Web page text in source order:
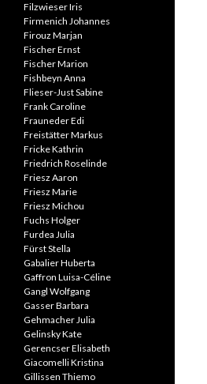
Filzwieser Iris
Firmenich Johannes
Firouz Marjan
Fischer Ernst
Fischer Marion
Fishbeyn Anna
Flieser-Just Sabine
Frank Caroline
Frauneder Edi
Freistätter Markus
Fricke Kathrin
Friedrich Roselinde
Friesz Aaron
Friesz Marie
Friesz Michou
Fuchs Holger
Furdea Julia
Fürst Stella
Gabalier Huberta
Gaffron Luisa-Céline
Gangl Wolfgang
Gasser Barbara
Gehmacher Julia
Gelinsky Kate
Gerencser Elisabeth
Giacomelli Kristina
Gillissen Thiemo